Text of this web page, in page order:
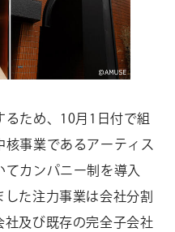
るため、10月1日付で組
事業であるアーティス
てカンパニー制を導入
た注力事業は会社分割
社及び既存の完全子会社